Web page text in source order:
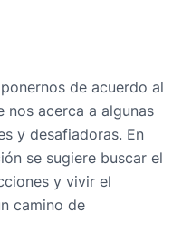
de acuerdo al
nos acerca a algunas
y desafiadoras. En
se sugiere buscar el
y vivir el
camino de